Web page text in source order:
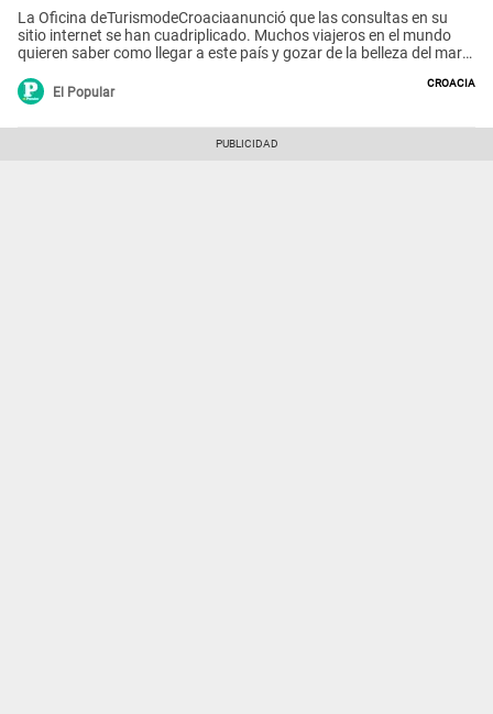
La Oficina deTurismodeCroaciaanunció que las consultas en su
sitio internet se han cuadriplicado. Muchos viajeros en el mundo
quieren saber como llegar a este país y gozar de la belleza del mar
en el mapa de los viajes.
El Popular
Croacia